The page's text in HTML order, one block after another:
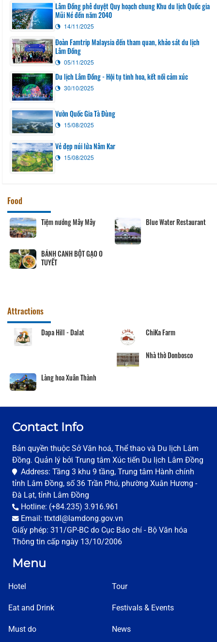
Lâm Đồng phê duyệt Quy hoạch chung Khu du lịch Quốc gia
Mũi Né đến năm 2040
14/11/2025
Đoàn Famtrip Malaysia đến tham quan, khảo sát du lịch
Lâm Đồng
05/11/2025
Du lịch Lâm Đồng - Hội tụ tinh hoa, kết nối cảm xúc
30/10/2025
Vườn Quốc Gia Tà Đùng
15/08/2025
Vẻ đẹp núi lửa Nâm Kar
15/08/2025
Food
Tiệm nướng Mây Mây Blue Water Restaurant
BÁNH CANH BỘT GẠO O
TUYẾT
Attractions
Dapa Hill - Dalat ChiKa Farm
Nhà thờ Donbosco
Làng hoa Xuân Thành
Contact Info
Bản quyền thuộc Sở Văn hoá, Thể thao và Du lịch Lâm
Đồng. Quản lý bởi Trung tâm Xúc tiến Du lịch Lâm Đồng
Address: Tầng 3 khu 9 tầng, Trung tâm Hành chính
tỉnh Lâm Đồng, số 36 Trần Phú, phường Xuân Hương -
Đà Lạt, tỉnh Lâm Đồng
Hotline: (+84.235) 3.916.961
Email: ttxtdl@lamdong.gov.vn
Giấy phép: 311/GP-BC do Cục Báo chí - Bộ Văn hóa
Thông tin cấp ngày 13/10/2006
Menu
Hotel
Eat and Drink
Must do
Tour
Festivals & Events
News